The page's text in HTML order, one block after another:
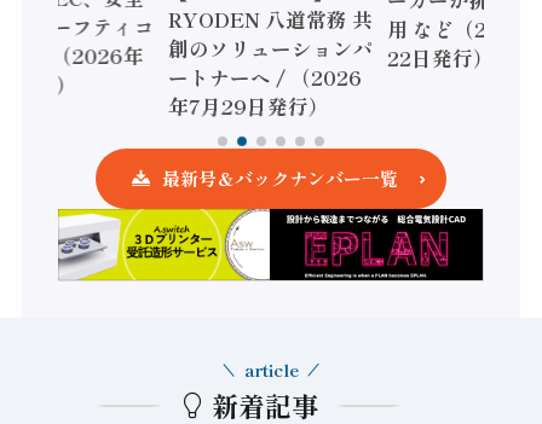
すセーフティコ
ーラ（2026年
発行）
RYODEN 八道常務 共
創のソリューションパ
ートナーへ / （2026
年7月29日発行）
用 など（2026
22日発行）
最新号＆バックナンバー一覧
新着記事
article